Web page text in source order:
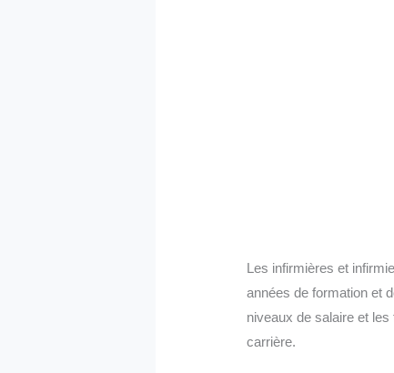
Les infirmières et
années de formation et
niveaux de salaire et
carrière.